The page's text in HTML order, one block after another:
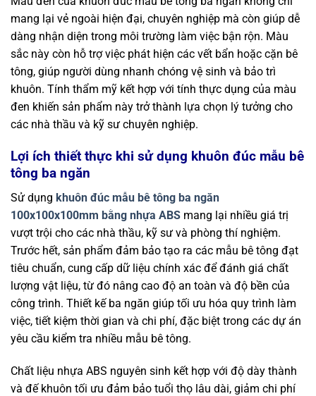
mang lại vẻ ngoài hiện đại, chuyên nghiệp mà còn giúp dễ
dàng nhận diện trong môi trường làm việc bận rộn. Màu
sắc này còn hỗ trợ việc phát hiện các vết bẩn hoặc cặn bê
tông, giúp người dùng nhanh chóng vệ sinh và bảo trì
khuôn. Tính thẩm mỹ kết hợp với tính thực dụng của màu
đen khiến sản phẩm này trở thành lựa chọn lý tưởng cho
các nhà thầu và kỹ sư chuyên nghiệp.
Lợi ích thiết thực khi sử dụng khuôn đúc mẫu bê
tông ba ngăn
Sử dụng khuôn đúc mẫu bê tông ba ngăn
100x100x100mm bằng nhựa ABS mang lại nhiều giá trị
vượt trội cho các nhà thầu, kỹ sư và phòng thí nghiệm.
Trước hết, sản phẩm đảm bảo tạo ra các mẫu bê tông đạt
tiêu chuẩn, cung cấp dữ liệu chính xác để đánh giá chất
lượng vật liệu, từ đó nâng cao độ an toàn và độ bền của
công trình. Thiết kế ba ngăn giúp tối ưu hóa quy trình làm
việc, tiết kiệm thời gian và chi phí, đặc biệt trong các dự án
yêu cầu kiểm tra nhiều mẫu bê tông.
Chất liệu nhựa ABS nguyên sinh kết hợp với độ dày thành
và đế khuôn tối ưu đảm bảo tuổi thọ lâu dài, giảm chi phí